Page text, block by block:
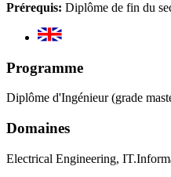
Prérequis: Diplôme de fin du
Programme
Diplôme d'Ingénieur (grade
Domaines
Electrical Engineering,